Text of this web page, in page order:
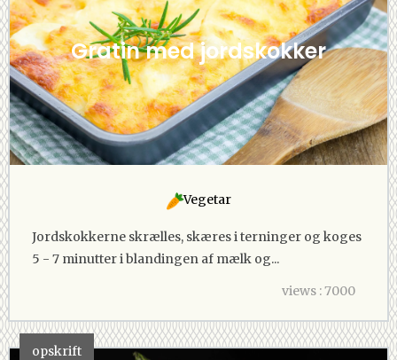
Gratin med jordskokker
Vegetar
Jordskokkerne skrælles, skæres i terninger og koges
5 - 7 minutter i blandingen af mælk og...
views : 7000
opskrift